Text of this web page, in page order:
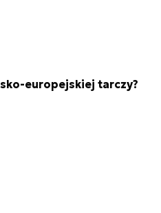
europejskiej tarczy?